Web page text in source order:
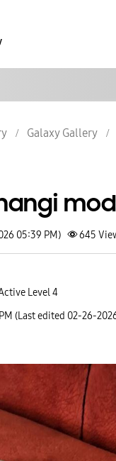
Galaxy Gallery
05:39 PM) 645
Level 4
(Last edited ‎02-26-